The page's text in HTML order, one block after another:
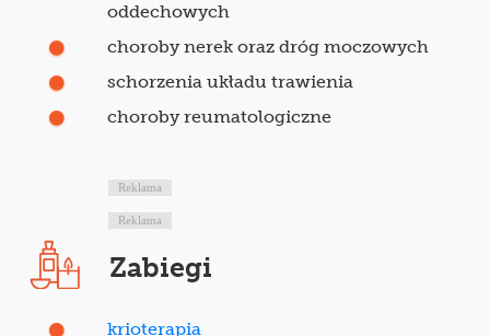
oddechowych
choroby nerek oraz dróg moczowych
schorzenia układu trawienia
choroby reumatologiczne
Reklama
Reklama
Zabiegi
krioterapia